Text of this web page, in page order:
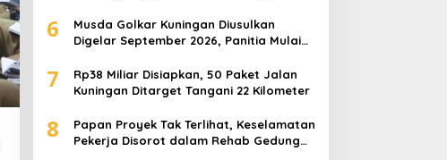
6
Musda Golkar Kuningan Diusulkan
Digelar September 2026, Panitia Mulai
7
Rp38 Miliar Disiapkan, 50 Paket Jalan
Kuningan Ditarget Tangani 22 Kilometer
8
Papan Proyek Tak Terlihat, Keselamatan
Pekerja Disorot dalam Rehab Gedung